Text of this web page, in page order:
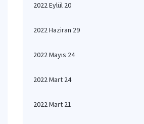
2022 Eylül 20
2022 Haziran 29
2022 Mayıs 24
2022 Mart 24
2022 Mart 21